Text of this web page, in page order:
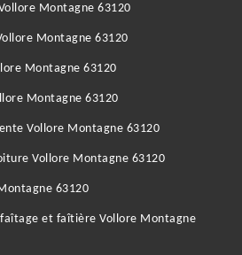
Montagne 63120
Montagne 63120
Montagne 63120
Montagne 63120
Vollore Montagne 63120
Vollore Montagne 63120
63120
et faîtière Vollore Montagne